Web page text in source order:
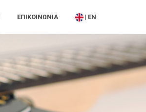
ΕΠΙΚΟΙΝΩΝΊΑ | EN